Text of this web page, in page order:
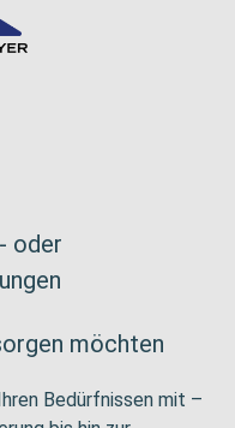
oder
möchten
Bedürfnissen mit –